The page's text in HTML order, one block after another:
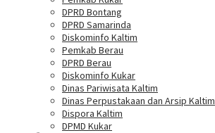
DPRD Bontang
DPRD Samarinda
Diskominfo Kaltim
Pemkab Berau
DPRD Berau
Diskominfo Kukar
Dinas Pariwisata Kaltim
Dinas Perpustakaan dan Arsip Kaltim
Dispora Kaltim
DPMD Kukar